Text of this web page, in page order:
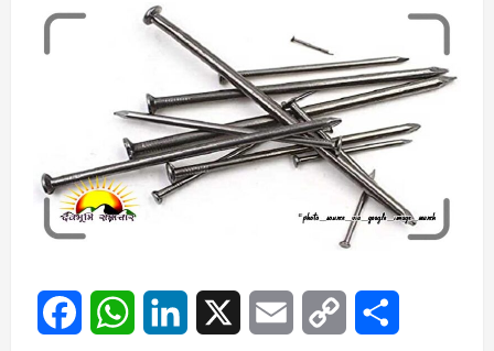
FacebookWhatsAppLinkedIn Email
Copy